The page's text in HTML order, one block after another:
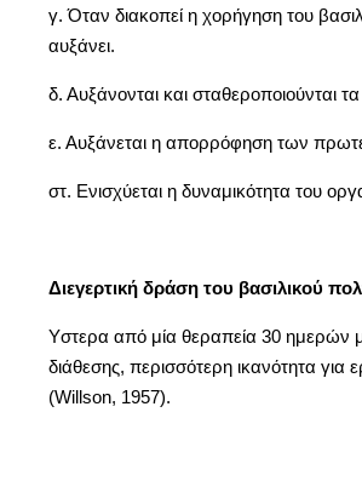
γ. Όταν διακοπεί η χορήγηση του
αυξάνει.
δ. Αυξάνονται και σταθεροποιούνται
ε. Αυξάνεται η απορρόφηση των
στ. Ενισχύεται η δυναμικότητα του
Διεγερτική δράση του βασιλικού
Yστερα από μία θεραπεία 30 ημερών
διάθεσης, περισσότερη ικανότητα για
(Willson, 1957).